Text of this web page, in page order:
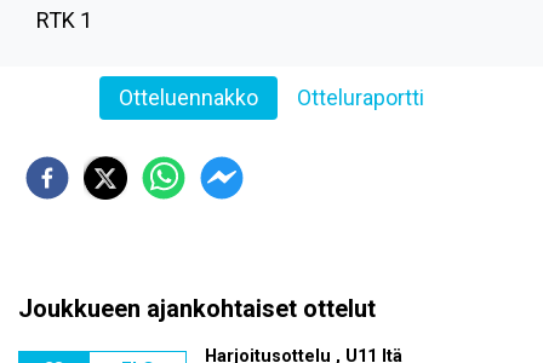
RTK 1
Otteluennakko Otteluraportti
Joukkueen ajankohtaiset ottelut
Harjoitusottelu , U11 Itä